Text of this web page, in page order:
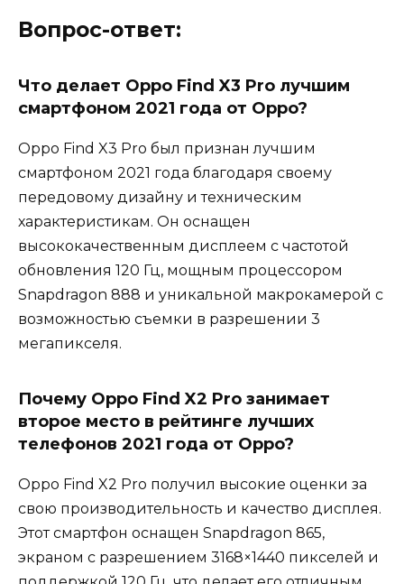
Вопрос-ответ:
Что делает Oppo Find X3 Pro лучшим
смартфоном 2021 года от Oppo?
Oppo Find X3 Pro был признан лучшим
смартфоном 2021 года благодаря своему
передовому дизайну и техническим
характеристикам. Он оснащен
высококачественным дисплеем с частотой
обновления 120 Гц, мощным процессором
Snapdragon 888 и уникальной макрокамерой с
возможностью съемки в разрешении 3
мегапикселя.
Почему Oppo Find X2 Pro занимает
второе место в рейтинге лучших
телефонов 2021 года от Oppo?
Oppo Find X2 Pro получил высокие оценки за
свою производительность и качество дисплея.
Этот смартфон оснащен Snapdragon 865,
экраном с разрешением 3168×1440 пикселей и